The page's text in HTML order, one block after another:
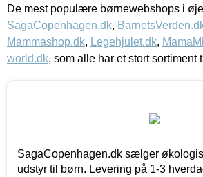
De mest populære børnewebshops i
SagaCopenhagen.dk,
Mammashop.dk, Legehjulet.dk,
world.dk, som alle har et stort sortiment
SagaCopenhagen.dk sælger
udstyr til børn. Levering på 1-3